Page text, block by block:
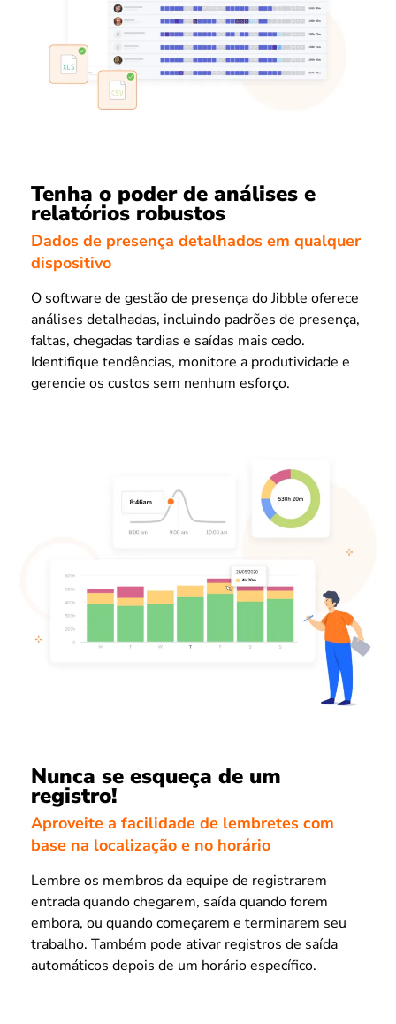
Tenha o poder de análises e
relatórios robustos
Dados de presença detalhados em qualquer
dispositivo
O software de gestão de presença do Jibble oferece
análises detalhadas, incluindo padrões de presença,
faltas, chegadas tardias e saídas mais cedo.
Identifique tendências, monitore a produtividade e
gerencie os custos sem nenhum esforço.
Nunca se esqueça de um
registro!
Aproveite a facilidade de lembretes com
base na localização e no horário
Lembre os membros da equipe de registrarem
entrada quando chegarem, saída quando forem
embora, ou quando começarem e terminarem seu
trabalho. Também pode ativar registros de saída
automáticos depois de um horário específico.